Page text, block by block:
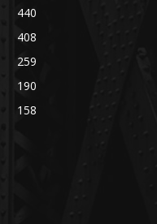
440
408
259
190
158